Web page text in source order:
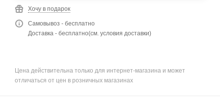
Хочу в подарок
Самовывоз - бесплатно
Доставка - бесплатно(см. условия доставки)
Цена действительна только для интернет-магазина и может
отличаться от цен в розничных магазинах